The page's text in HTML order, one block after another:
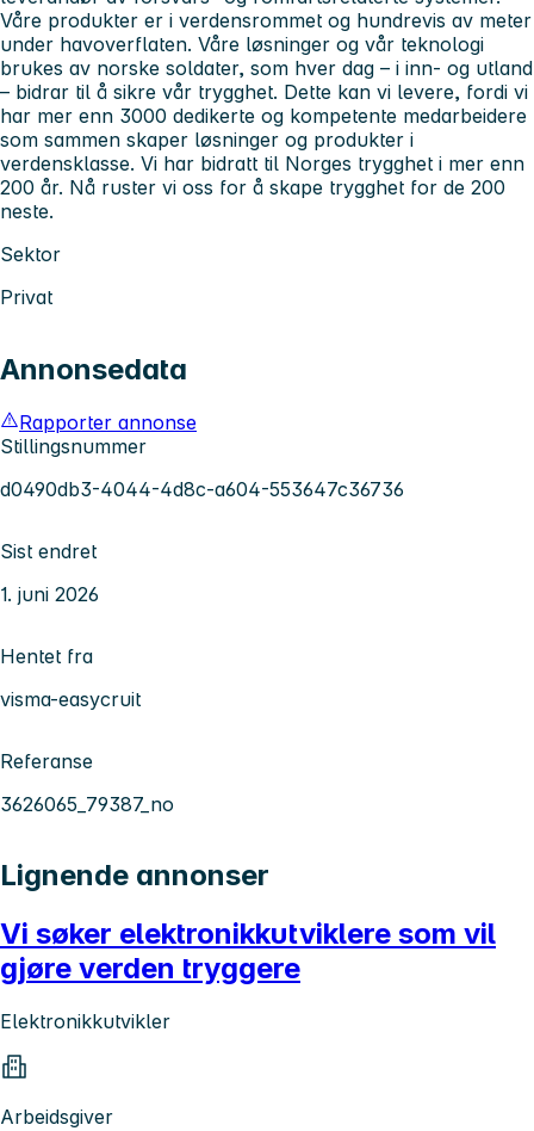
Våre produkter er i verdensrommet og hundrevis av meter
under havoverflaten. Våre løsninger og vår teknologi
brukes av norske soldater, som hver dag – i inn- og utland
– bidrar til å sikre vår trygghet. Dette kan vi levere, fordi vi
har mer enn 3000 dedikerte og kompetente medarbeidere
som sammen skaper løsninger og produkter i
verdensklasse. Vi har bidratt til Norges trygghet i mer enn
200 år. Nå ruster vi oss for å skape trygghet for de 200
neste.
Sektor
Privat
Annonsedata
Rapporter annonse
Stillingsnummer
d0490db3-4044-4d8c-a604-553647c36736
Sist endret
1. juni 2026
Hentet fra
visma-easycruit
Referanse
3626065_79387_no
Lignende annonser
Vi søker elektronikkutviklere som vil
gjøre verden tryggere
Elektronikkutvikler
Arbeidsgiver